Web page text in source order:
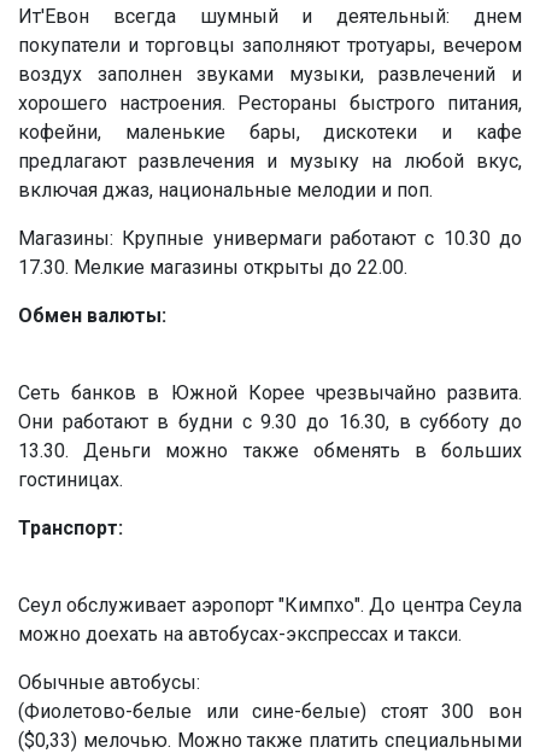
Ит'Евон всегда шумный и деятельный: днем
покупатели и торговцы заполняют тротуары, вечером
воздух заполнен звуками музыки, развлечений и
хорошего настроения. Рестораны быстрого питания,
кофейни, маленькие бары, дискотеки и кафе
предлагают развлечения и музыку на любой вкус,
включая джаз, национальные мелодии и поп.
Магазины: Крупные универмаги работают с 10.30 до
17.30. Мелкие магазины открыты до 22.00.
Обмен валюты:
Сеть банков в Южной Корее чрезвычайно развита.
Они работают в будни с 9.30 до 16.30, в субботу до
13.30. Деньги можно также обменять в больших
гостиницах.
Транспорт:
Сеул обслуживает аэропорт "Кимпхо". До центра Сеула
можно доехать на автобусах-экспрессах и такси.
Обычные автобусы:
(Фиолетово-белые или сине-белые) стоят 300 вон
($0,33) мелочью. Можно также платить специальными